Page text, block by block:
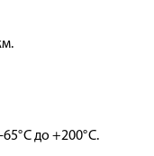
до +200°C.